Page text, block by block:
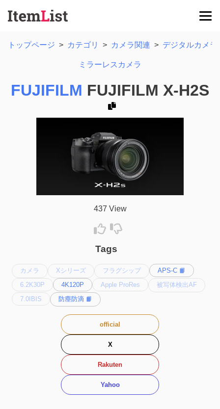
トップページ > カテゴリ > カメラ関連 > デジタルカメラ
ミラーレスカメラ
FUJIFILM FUJIFILM X-H2S
437 View
Tags
カメラ Xシリーズ フラグシップ
APS-C 📙
6.2K30P
4K120P Apple ProRes
被写体検出AF
7.0IBIS
防塵防滴 📙
official
X
Rakuten
Yahoo